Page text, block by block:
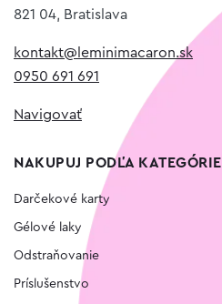
821 04, Bratislava
kontakt@leminimacaron.sk
0950 691 691
Navigovať
NAKUPUJ PODĽA KATEGÓRIE
Darčekové karty
Gélové laky
Odstraňovanie
Príslušenstvo